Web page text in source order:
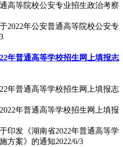
2022年公安普通高等院校公安专
年普通高等学校招生网上填报志
年普通高等学校招生网上填报志
印发《湖南省2022年普通高等学
方案》的通知2022/6/3